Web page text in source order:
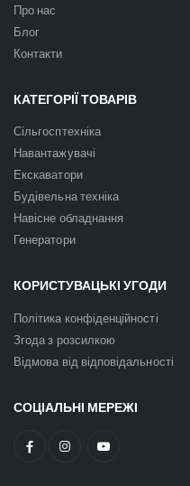
Про нас
Блог
Контакти
КАТЕГОРІЇ ТОВАРІВ
Сільгосптехніка
Навантажувачі
Екскаватори
Будівельна техніка
Навісне обладнання
Генератори
КОРИСТУВАЦЬКІ УГОДИ
Політика конфіденційності
Згода з розсилкою
Відмова від відповідальності
СОЦІАЛЬНІ МЕРЕЖІ